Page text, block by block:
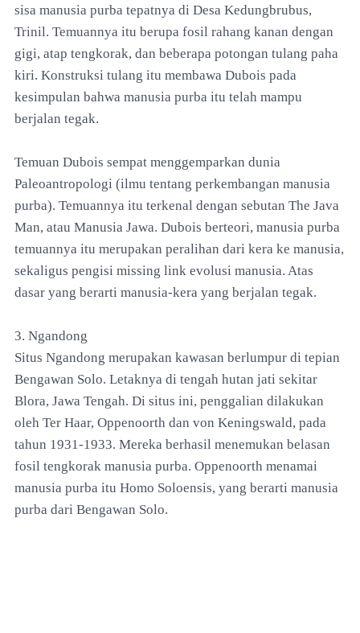
sisa manusia purba tepatnya di Desa Kedungbrubus,
Trinil. Temuannya itu berupa fosil rahang kanan dengan
gigi, atap tengkorak, dan beberapa potongan tulang paha
kiri. Konstruksi tulang itu membawa Dubois pada
kesimpulan bahwa manusia purba itu telah mampu
berjalan tegak.
Temuan Dubois sempat menggemparkan dunia
Paleoantropologi (ilmu tentang perkembangan manusia
purba). Temuannya itu terkenal dengan sebutan The Java
Man, atau Manusia Jawa. Dubois berteori, manusia purba
temuannya itu merupakan peralihan dari kera ke manusia,
sekaligus pengisi missing link evolusi manusia. Atas
dasar yang berarti manusia-kera yang berjalan tegak.
3. Ngandong
Situs Ngandong merupakan kawasan berlumpur di tepian
Bengawan Solo. Letaknya di tengah hutan jati sekitar
Blora, Jawa Tengah. Di situs ini, penggalian dilakukan
oleh Ter Haar, Oppenoorth dan von Keningswald, pada
tahun 1931-1933. Mereka berhasil menemukan belasan
fosil tengkorak manusia purba. Oppenoorth menamai
manusia purba itu Homo Soloensis, yang berarti manusia
purba dari Bengawan Solo.